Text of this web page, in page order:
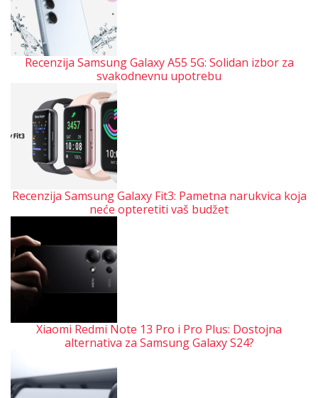
Recenzija Samsung Galaxy A55 5G: Solidan izbor za
svakodnevnu upotrebu
Recenzija Samsung Galaxy Fit3: Pametna narukvica koja
neće opteretiti vaš budžet
Xiaomi Redmi Note 13 Pro i Pro Plus: Dostojna
alternativa za Samsung Galaxy S24?